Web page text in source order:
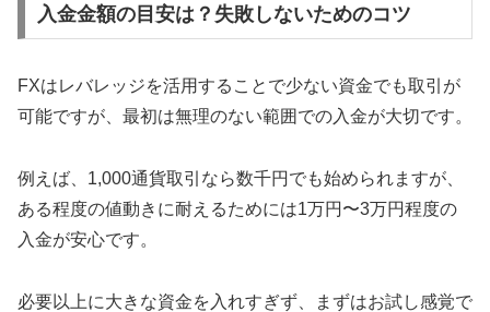
入金金額の目安は？失敗しないためのコツ
FXはレバレッジを活用することで少ない資金でも取引が
可能ですが、最初は無理のない範囲での入金が大切です。
例えば、1,000通貨取引なら数千円でも始められますが、
ある程度の値動きに耐えるためには1万円〜3万円程度の
入金が安心です。
必要以上に大きな資金を入れすぎず、まずはお試し感覚で